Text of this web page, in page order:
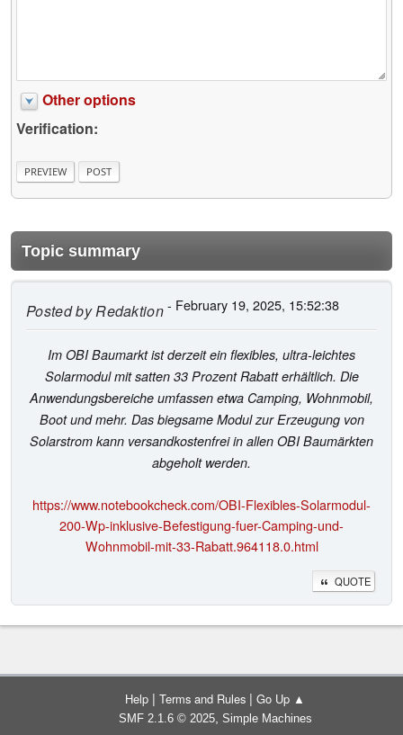
Other options
Verification:
Topic summary
Posted byRedaktion- February 19, 2025, 15:52:38
Im OBI Baumarkt ist derzeit ein flexibles, ultra-leichtes
Solarmodul mit satten 33 Prozent Rabatt erhältlich. Die
Anwendungsbereiche umfassen etwa Camping, Wohnmobil,
Boot und mehr. Das biegsame Modul zur Erzeugung von
Solarstrom kann versandkostenfrei in allen OBI Baumärkten
abgeholt werden.
https://www.notebookcheck.com/OBI-Flexibles-Solarmodul-
200-Wp-inklusive-Befestigung-fuer-Camping-und-
Wohnmobil-mit-33-Rabatt.964118.0.html
QUOTE
Help | Terms and Rules | Go Up ▲
SMF 2.1.6 © 2025, Simple Machines